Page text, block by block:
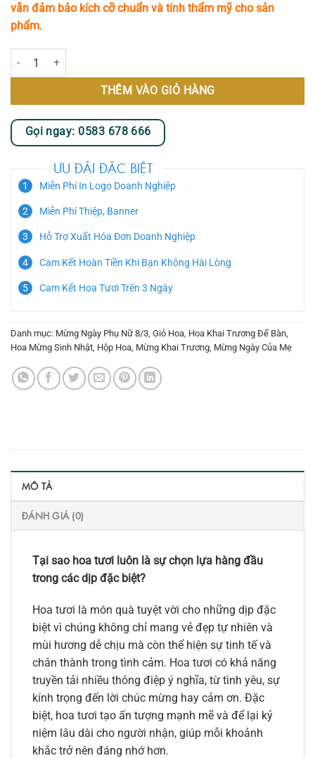
vẫn đảm bảo kích cỡ chuẩn và tính thẩm mỹ cho sản
phẩm.
Sweet Perfume số lượng
THÊM VÀO GIỎ HÀNG
Gọi ngay: 0583 678 666
ƯU ĐÃI ĐẶC BIỆT
Miễn Phí In Logo Doanh Nghiệp
Miễn Phí Thiệp, Banner
Hỗ Trợ Xuất Hóa Đơn Doanh Nghiệp
Cam Kết Hoàn Tiền Khi Bạn Không Hài Lòng
Cam Kết Hoa Tươi Trên 3 Ngày
Danh mục: Mừng Ngày Phụ Nữ 8/3 Giỏ Hoa Hoa Khai Trương Để Bàn
Hoa Mừng Sinh Nhật Hộp Hoa Mừng Khai Trương Mừng Ngày Của Mẹ
MÔ TẢ
ĐÁNH GIÁ (0)
Tại sao hoa tươi luôn là sự chọn lựa hàng đầu
trong các dịp đặc biệt?
Hoa tươi là món quà tuyệt vời cho những dịp đặc
biệt vì chúng không chỉ mang vẻ đẹp tự nhiên và
mùi hương dễ chịu mà còn thể hiện sự tinh tế và
chân thành trong tình cảm. Hoa tươi có khả năng
truyền tải nhiều thông điệp ý nghĩa, từ tình yêu, sự
kính trọng đến lời chúc mừng hay cảm ơn. Đặc
biệt, hoa tươi tạo ấn tượng mạnh mẽ và để lại kỷ
niệm lâu dài cho người nhận, giúp mỗi khoảnh
khắc trở nên đáng nhớ hơn.